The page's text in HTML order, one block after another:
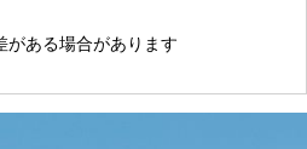
ある場合があります